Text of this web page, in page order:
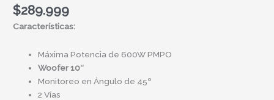
$289.999
Características:
Máxima Potencia de 600W PMPO
Woofer 10″
Monitoreo en Ángulo de 45º
2 Vías
cantidad